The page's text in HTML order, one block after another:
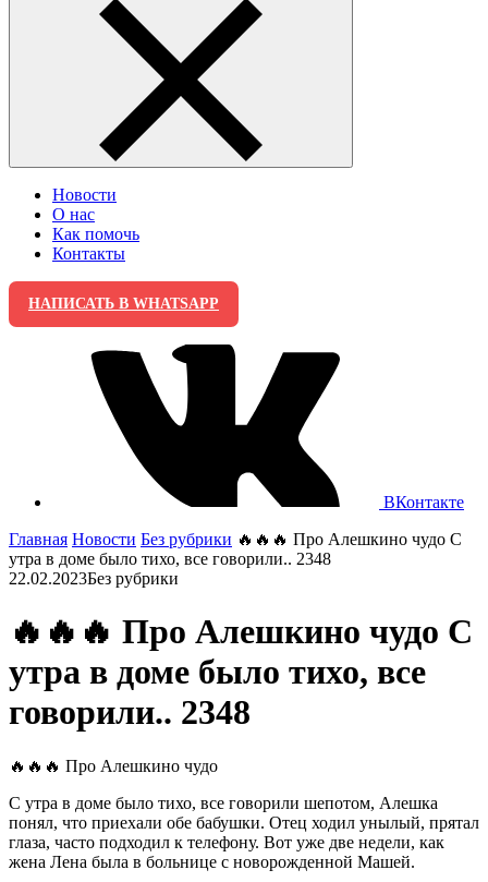
Новости
О нас
Как помочь
Контакты
НАПИСАТЬ В WHATSAPP
ВКонтакте
Главная Новости Без рубрики 🔥🔥🔥 Про Алешкино чудо С
утра в доме было тихо, все говорили.. 2348
22.02.2023Без рубрики
🔥🔥🔥 Про Алешкино чудо С
утра в доме было тихо, все
говорили.. 2348
🔥🔥🔥 Про Алешкино чудо
С утра в доме было тихо, все говорили шепотом, Алешка
понял, что приехали обе бабушки. Отец ходил унылый, прятал
глаза, часто подходил к телефону. Вот уже две недели, как
жена Лена была в больнице с новорожденной Машей.